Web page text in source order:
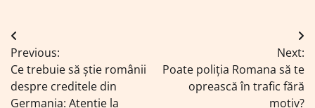
Navigare
în
articole
Previous:
Ce trebuie să știe românii
despre creditele din
Germania: Atenție la
Next:
Poate poliția Romana să te
oprească în trafic fără
motiv?